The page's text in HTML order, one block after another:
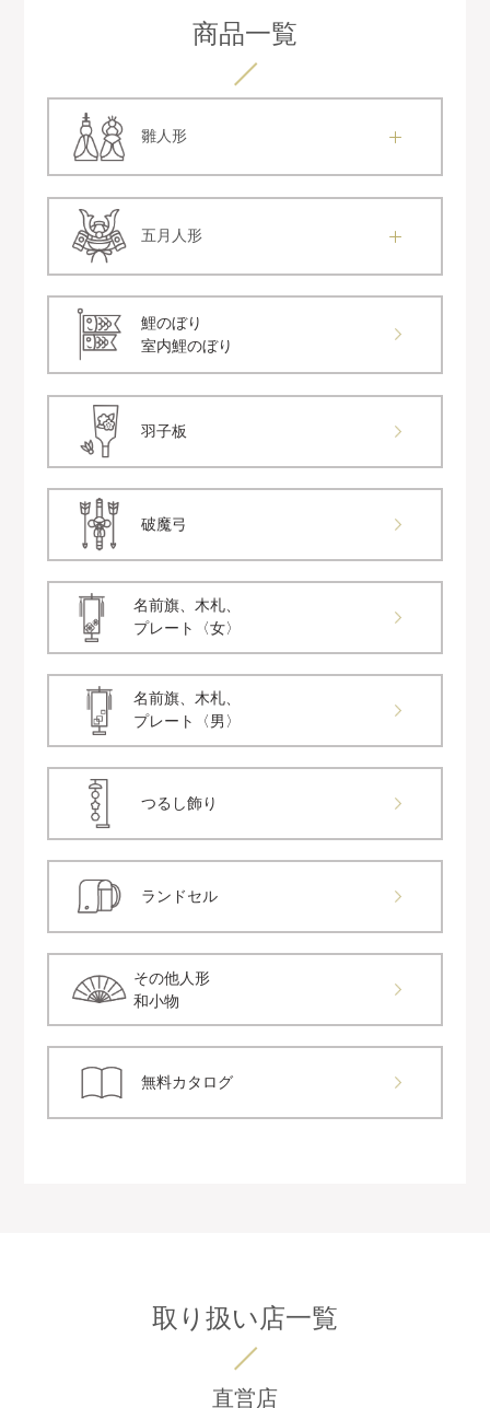
商品一覧
雛人形
五月人形
鯉のぼり
室内鯉のぼり
羽子板
破魔弓
名前旗、木札、
プレート〈女〉
名前旗、木札、
プレート〈男〉
つるし飾り
ランドセル
その他人形
和小物
無料カタログ
取り扱い店一覧
直営店